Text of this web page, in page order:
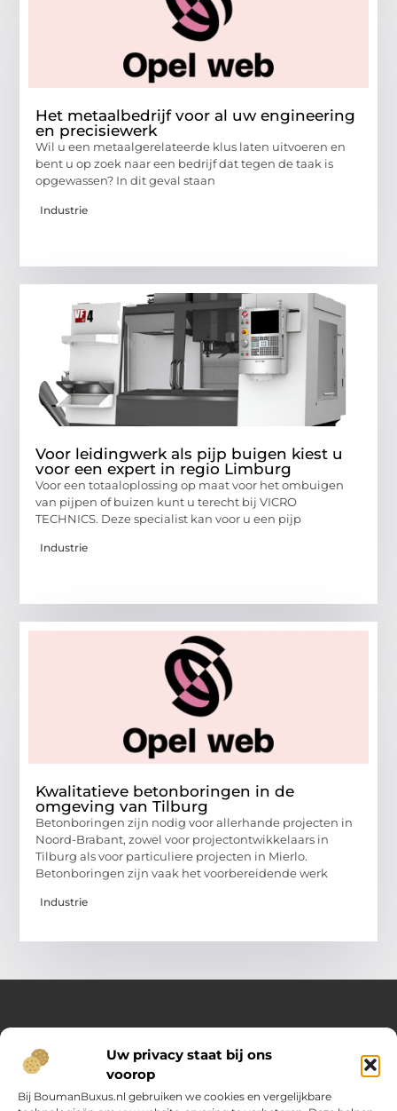
Uw privacy staat bij ons
voorop
Bij BoumanBuxus.nl gebruiken we cookies en vergelijkbare
Het metaalbedrijf voor al uw engineering
en precisiewerk
Wil u een metaalgerelateerde klus laten uitvoeren en
bent u op zoek naar een bedrijf dat tegen de taak is
opgewassen? In dit geval staan
Industrie
Voor leidingwerk als pijp buigen kiest u
voor een expert in regio Limburg
Voor een totaaloplossing op maat voor het ombuigen
van pijpen of buizen kunt u terecht bij VICRO
TECHNICS. Deze specialist kan voor u een pijp
Industrie
Kwalitatieve betonboringen in de
omgeving van Tilburg
Betonboringen zijn nodig voor allerhande projecten in
Noord-Brabant, zowel voor projectontwikkelaars in
Tilburg als voor particuliere projecten in Mierlo.
Betonboringen zijn vaak het voorbereidende werk
Industrie
Over Opelweb
Jouw startpunt voor handige tips en inspirerende artikelen
Op Opelweb.nl vind je een gevarieerd aanbod aan blogs en
content die je helpen meer uit je dag te halen – van nuttige